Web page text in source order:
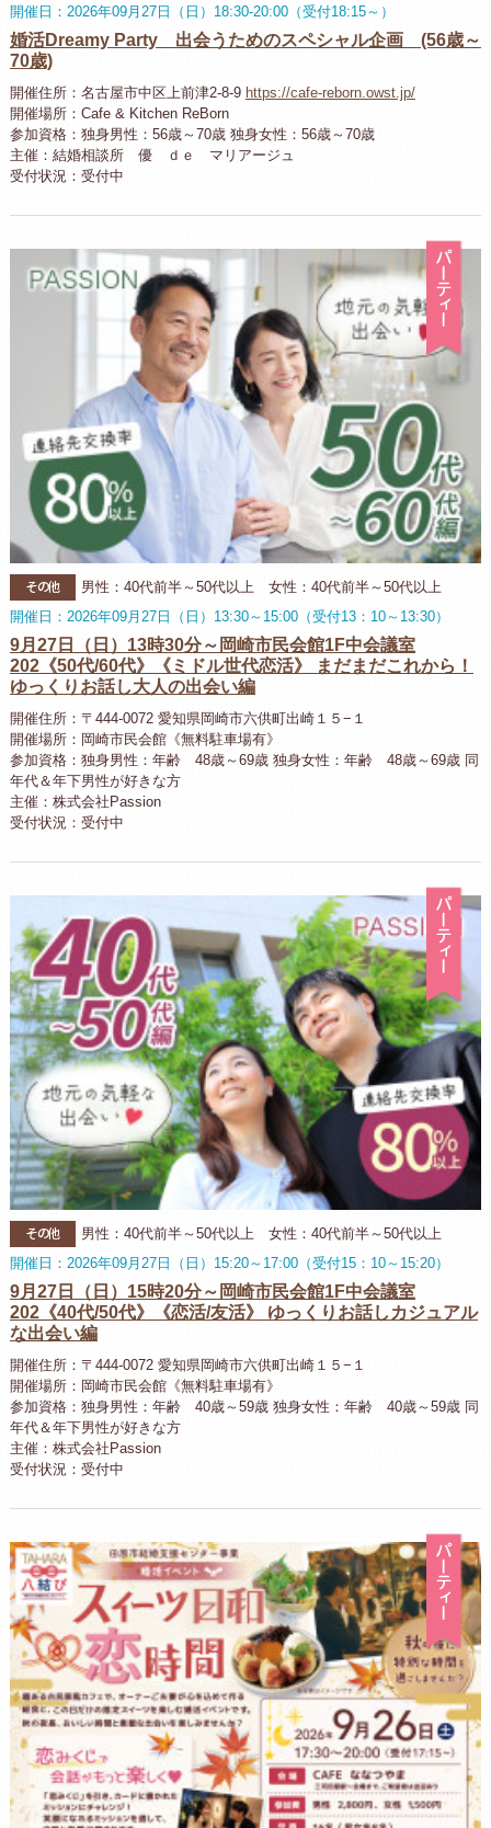
開催日：2026年09月27日（日）18:30-20:00（受付18:15～）
婚活Dreamy Party 出会うためのスペシャル企画 (56歳～
70歳)
開催住所：名古屋市中区上前津2-8-9 https://cafe-reborn.owst.jp/
開催場所：Cafe & Kitchen ReBorn
参加資格：独身男性：56歳～70歳 独身女性：56歳～70歳
主催：結婚相談所 優 ｄｅ マリアージュ
受付状況：受付中
パ
その他
男性：40代前半～50代以上 女性：40代前半～50代以上
開催日：2026年09月27日（日）13:30～15:00（受付13：10～13:30）
9月27日（日）13時30分～岡崎市民会館1F中会議室
202《50代/60代》《ミドル世代恋活》 まだまだこれから！
ゆっくりお話し大人の出会い編
開催住所：〒444-0072 愛知県岡崎市六供町出崎１５−１
開催場所：岡崎市民会館《無料駐車場有》
参加資格：独身男性：年齢 48歳～69歳 独身女性：年齢 48歳～69歳 同
年代＆年下男性が好きな方
主催：株式会社Passion
受付状況：受付中
パ
その他
男性：40代前半～50代以上 女性：40代前半～50代以上
開催日：2026年09月27日（日）15:20～17:00（受付15：10～15:20）
9月27日（日）15時20分～岡崎市民会館1F中会議室
202《40代/50代》《恋活/友活》 ゆっくりお話しカジュアル
な出会い編
開催住所：〒444-0072 愛知県岡崎市六供町出崎１５−１
開催場所：岡崎市民会館《無料駐車場有》
参加資格：独身男性：年齢 40歳～59歳 独身女性：年齢 40歳～59歳 同
年代＆年下男性が好きな方
主催：株式会社Passion
受付状況：受付中
パ